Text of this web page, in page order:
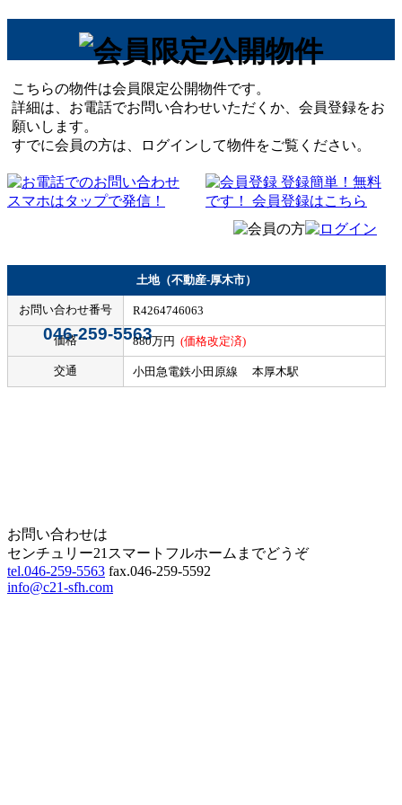
こちらの物件は会員限定公開物件です。
詳細は、お電話でお問い合わせいただくか、会員登録をお
願いします。
すでに会員の方は、ログインして物件をご覧ください。
046-259-5563
土地（不動産-厚木市）
お問い合わせ番号 R4264746063
価格 880万円 (価格改定済)
交通 小田急電鉄小田原線 本厚木駅
お問い合わせは
センチュリー21スマートフルホームまでどうぞ
tel.046-259-5563 fax.046-259-5592
info@c21-sfh.com